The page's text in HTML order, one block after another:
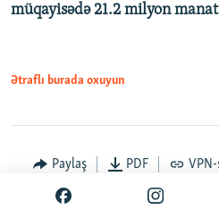
Auto 240p
720p
müqayisədə 21.2 milyon
Ətraflı burada oxuyun
Paylaş PDF